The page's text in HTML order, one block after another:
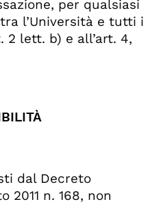
per qualsiasi
l’Università e tutti i
2 lett. b) e all’art. 4,
dal Decreto
2011 n. 168, non